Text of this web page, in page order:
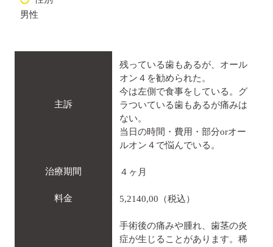
男性
主訴
残っている歯もあるが、オール
オン４を勧められた。
今は左側で食事をしている。グ
ラついている歯もあるが痛みは
ない。
当日の時間・費用・部分orオー
ルオン４で悩んでいる。
治療期間 ４ヶ月
料金 5,2140,00（税込）
手術後の痛みや腫れ、歯茎の炎
症が生じることがあります。稀